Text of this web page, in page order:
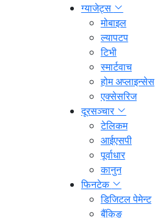
ग्याजेट्स
मोबाइल
ल्यापटप
टिभी
स्मार्टवाच
होम अप्लाइन्सेस
एक्सेसरिज
दूरसञ्चार
टेलिकम
आईएसपी
पूर्वाधार
कानुन
फिनटेक
डिजिटल पेमेन्ट
बैंकिङ